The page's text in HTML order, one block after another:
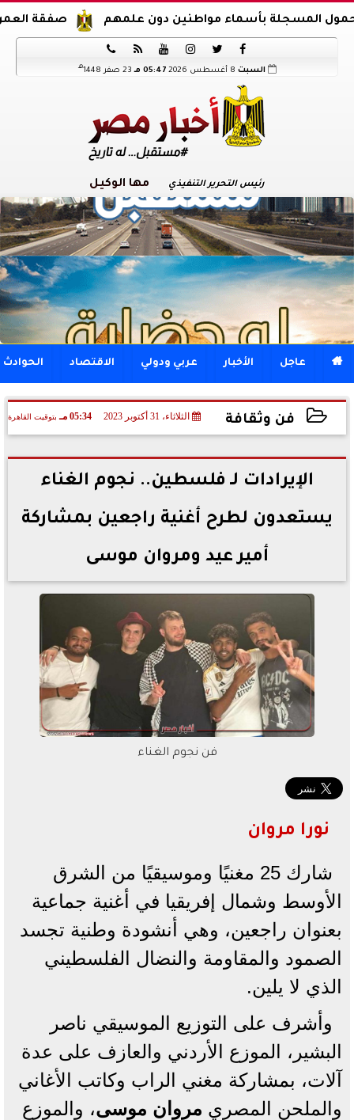
صفقة العمر.. محمد صلاح ينعش بأسماء مواطنين دون علمهم






السبت 05:47 مـ 23 صفر 1448 هـ
رئيس التحرير التنفيذي مها الوكيل
 عاجل الأخبار عربي ودولي الاقتصاد الحوادث
فن وثقافة الثلاثاء، 31 أكتوبر 2023 05:34 مـ بتوقيت القاهرة
2023-10-31 17:34:16
الإيرادات لـ فلسطين.. نجوم الغناء
يستعدون لطرح أغنية راجعين بمشاركة
أمير عيد ومروان موسى
فن نجوم الغناء
نورا مروان
شارك 25 مغنيًا وموسيقيًا من الشرق
الأوسط وشمال إفريقيا في أغنية جماعية
بعنوان راجعين، وهي أنشودة وطنية تجسد
الصمود والمقاومة والنضال الفلسطيني
الذي لا يلين.
وأشرف على التوزيع الموسيقي ناصر
البشير، الموزع الأردني والعازف على عدة
آلات، بمشاركة مغني الراب وكاتب الأغاني
والملحن المصري مروان موسى، والموزع